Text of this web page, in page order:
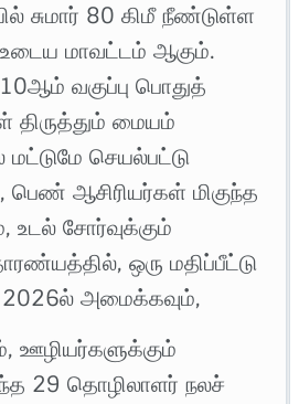
சுமார் 80 கிமீ நீண்டுள்ள
மாவட்டம் ஆகும்.
வகுப்பு பொதுத்
திருத்தும் மையம்
மட்டுமே செயல்பட்டு
பெண் ஆசிரியர்கள் மிகுந்த
உடல் சோர்வுக்கும்
ஒரு மதிப்பீட்டு
அமைக்கவும்,
ஊழியர்களுக்கும்
29 தொழிலாளர் நலச்